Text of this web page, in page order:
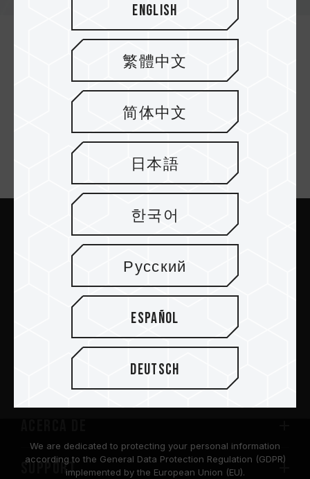
Novedades de la empresa
Suscríbete al boletín
Enviar
PRODUCTOS
Sala de prensa
SUPPORT
English
繁體中文
简体中文
日本語
한국어
Русский
Español
Deutsch
We are dedicated to protecting your personal information
according to the General Data Protection Regulation (GDPR)
implemented by the European Union (EU).